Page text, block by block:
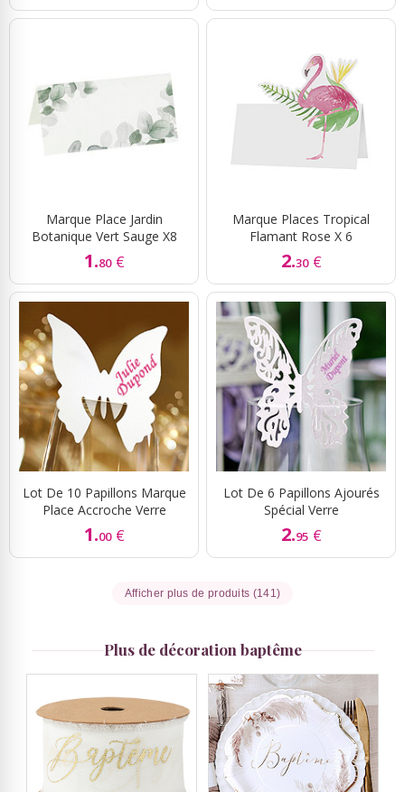
Marque Place Jardin
Botanique Vert Sauge X8
1.80 €
Marque Places Tropical
Flamant Rose X 6
2.30 €
Lot De 10 Papillons Marque
Place Accroche Verre
1.00 €
Lot De 6 Papillons Ajourés
Spécial Verre
2.95 €
Afficher plus de produits (141)
Plus de décoration baptême